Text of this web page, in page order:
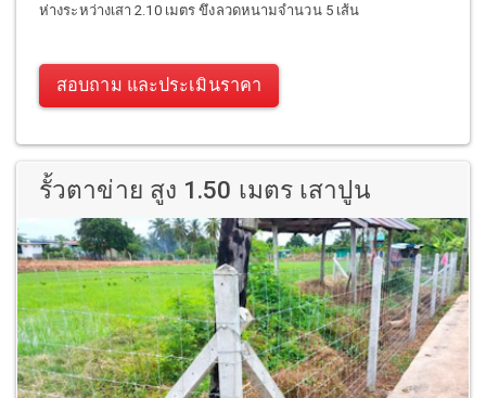
ห่างระหว่างเสา 2.10 เมตร ขึงลวดหนามจำนวน 5 เส้น
สอบถาม และประเมินราคา
รั้วตาข่าย สูง 1.50 เมตร เสาปูน